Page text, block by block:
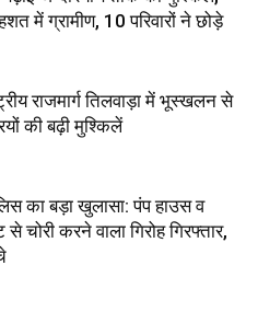
में ग्रामीण, 10 परिवारों ने छोड़े
राजमार्ग तिलवाड़ा में भूस्खलन से
की बढ़ी मुश्किलें
का बड़ा खुलासा: पंप हाउस व
से चोरी करने वाला गिरोह गिरफ्तार,